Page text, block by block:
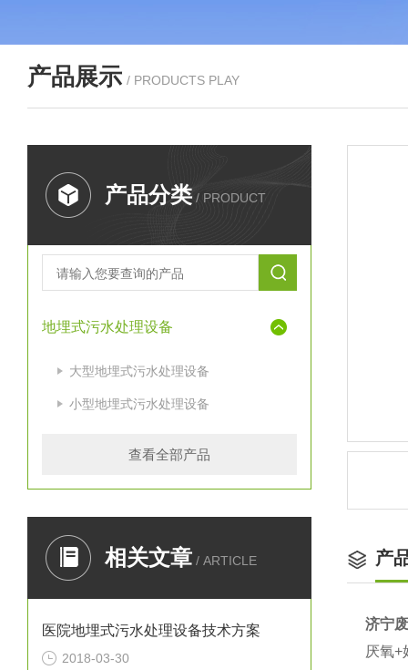
产品展示 / PRODUCTS PLAY
产品分类 / PRODUCT
地埋式污水处理设备
大型地埋式污水处理设备
小型地埋式污水处理设备
查看全部产品
相关文章 / ARTICLE
医院地埋式污水处理设备技术方案
2018-03-30
产
济宁
厌氧+